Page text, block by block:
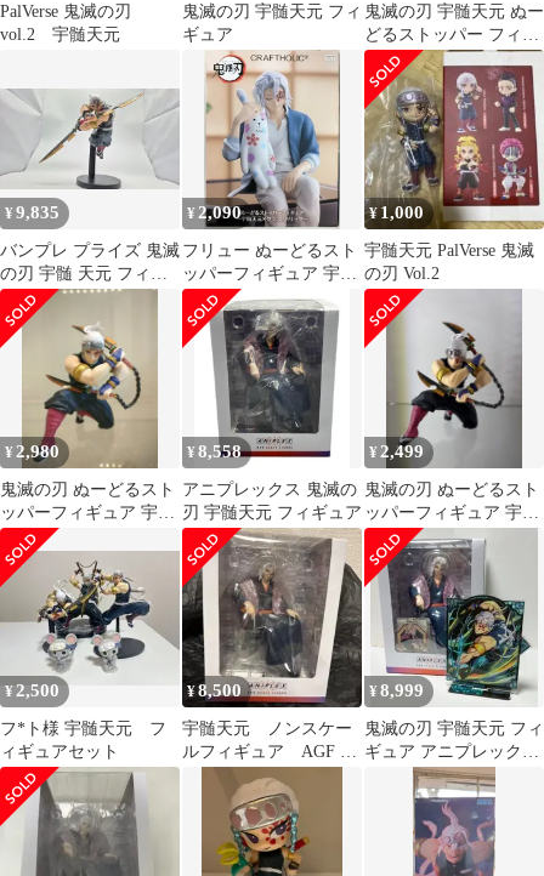
PalVerse 鬼滅の刃
vol.2 宇髄天元
鬼滅の刃 宇髄天元 フィ
ギュア
鬼滅の刃 宇髄天元 ぬー
どるストッパー フィギ
ュア ROUND1 限定 ぬ
ーすと
¥9,835
バンプレ プライズ 鬼滅
の刃 宇髄 天元 フィギ
ュア 出品
¥ 2,090
フリュー ぬーどるスト
ッパーフィギュア 宇髄
天元×クラフトホリック
20149
¥ 1,000
宇髄天元 PalVerse 鬼滅
の刃 Vol.2
¥ 2,980
鬼滅の刃 ぬーどるスト
ッパーフィギュア 宇髄
天元
¥ 8,558
アニプレックス 鬼滅の
刃 宇髄天元 フィギュア
¥ 2,499
鬼滅の刃 ぬーどるスト
ッパーフィギュア 宇髄
天元
¥2,500
フ*ト様 宇髄天元 フ
ィギュアセット
¥8,500
宇髄天元 ノンスケー
ルフィギュア AGF 鬼
滅の刃 特典つき
¥8,999
鬼滅の刃 宇髄天元 フィ
ギュア アニプレックス
限定特典+オマケ付き